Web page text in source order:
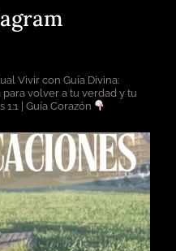
Vivir con Guía Divina:
volver a tu verdad y tu
1:1 | Guía Corazón